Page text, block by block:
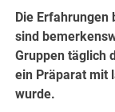
Die Erfahrungen
sind
Gruppen täglich
ein Präparat mit
wurde.